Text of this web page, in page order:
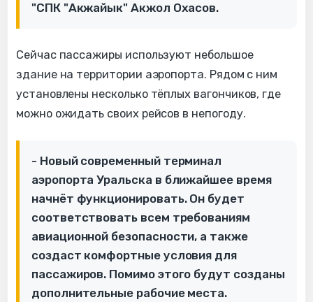
"СПК "Акжайык" Акжол Охасов.
Сейчас пассажиры используют небольшое
здание на территории аэропорта. Рядом с ним
установлены несколько тёплых вагончиков, где
можно ожидать своих рейсов в непогоду.
- Новый современный терминал
аэропорта Уральска в ближайшее время
начнёт функционировать. Он будет
соответствовать всем требованиям
авиационной безопасности, а также
создаст комфортные условия для
пассажиров. Помимо этого будут созданы
дополнительные рабочие места.